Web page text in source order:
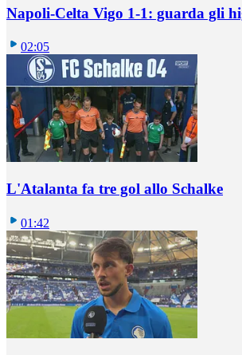
Napoli-Celta Vigo 1-1: guarda gli
02:05
L'Atalanta fa tre gol allo Schalke
01:42